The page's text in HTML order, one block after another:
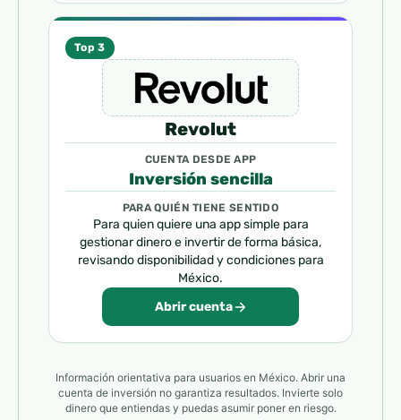
Top 3
Revolut
CUENTA DESDE APP
Inversión sencilla
PARA QUIÉN TIENE SENTIDO
Para quien quiere una app simple para
gestionar dinero e invertir de forma básica,
revisando disponibilidad y condiciones para
México.
Abrir cuenta
Información orientativa para usuarios en México. Abrir una
cuenta de inversión no garantiza resultados. Invierte solo
dinero que entiendas y puedas asumir poner en riesgo.